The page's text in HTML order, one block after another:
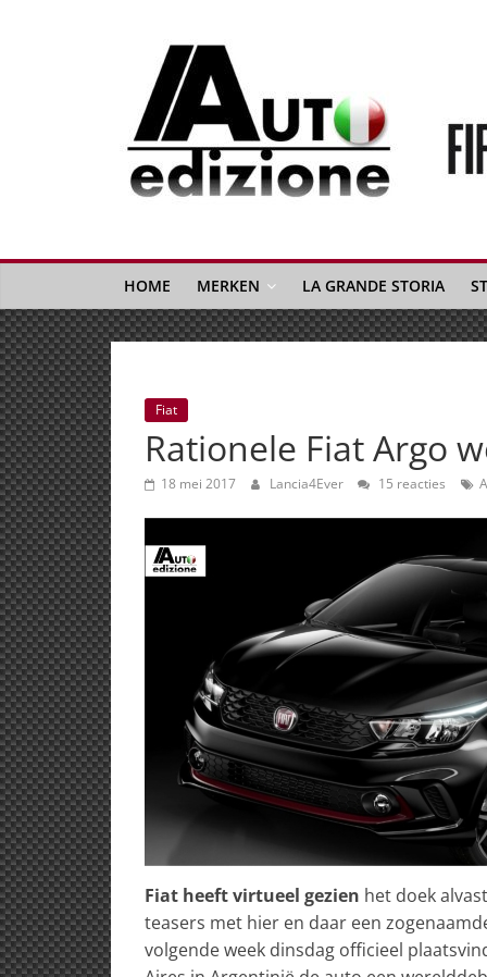
Auto
Edizione
La
Gazetta
dell'Automobile
Italiana
|
Italiaans
autonieuws
&
lifestyle
HOME MERKEN LA GRANDE STORIA
Fiat
Rationele Fiat Argo
18 mei 2017 Lancia4Ever 15 reacties
Fiat heeft virtueel gezien het doek
teasers met hier en daar een
volgende week dinsdag officieel